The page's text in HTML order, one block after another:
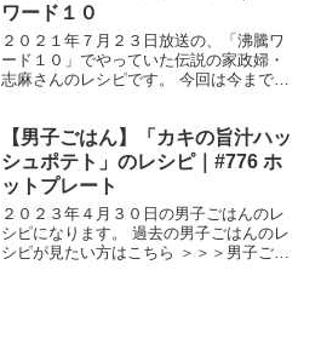
ワード１０
２０２１年７月２３日放送の、「沸騰ワ
ード１０」でやっていた伝説の家政婦・
志麻さんのレシピです。 今回は今まで披
２０２０年９月１１日放送の、SHERRY
さん、冨永愛さん...
【男子ごはん】「カキの旨汁ハッ
シュポテト」のレシピ｜#776 ホ
ットプレート
２０２３年４月３０日の男子ごはんのレ
シピになります。 過去の男子ごはんのレ
シピが見たい方はこちら ＞＞＞男子ごは